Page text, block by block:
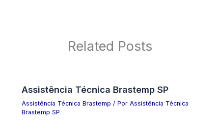
Related Posts
Assistência Técnica Brastemp SP
Assistência Técnica Brastemp / PorAssistência Técnica
Brastemp SP